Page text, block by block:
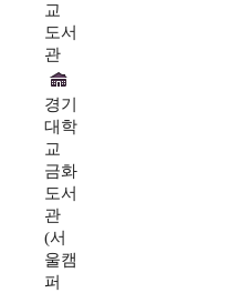
교
도서
관
경기
대학
교
금화
도서
관
(서
울캠
퍼